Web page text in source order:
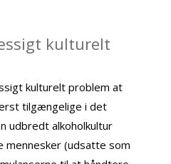
kulturelt
kulturelt problem at
tilgængelige i det
udbredt alkoholkultur
mennesker (udsatte som